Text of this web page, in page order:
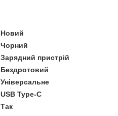
Новий
Чорний
Зарядний пристрій
Бездротовий
Універсальне
USB Type-C
Так